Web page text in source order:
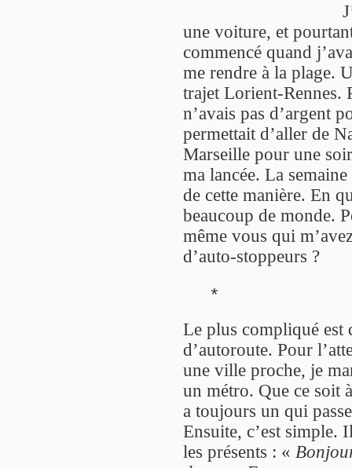
une voiture, et
commencé quand
me rendre à la plage.
trajet Lorient-Rennes.
n’avais pas d’argent
permettait d’aller de
Marseille pour une
ma lancée. La
de cette manière. En
beaucoup de monde.
même vous qui
d’auto-stoppeurs ?
*
Le plus compliqué est
d’autoroute. Pour
une ville proche, je
un métro. Que ce soit
a toujours un qui
Ensuite, c’est simple.
les présents : «